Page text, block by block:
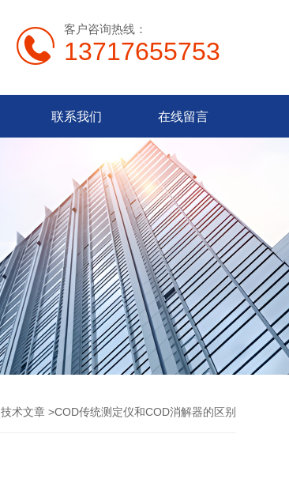
客户咨询热线：
13717655753
联系我们 在线留言
技术文章>COD传统测定仪和COD消解器的区别